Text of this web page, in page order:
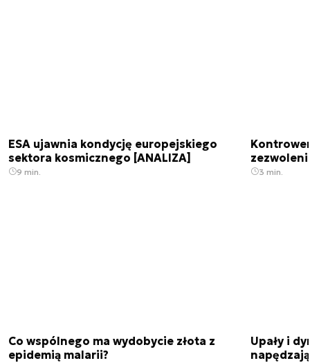
ESA ujawnia kondycję europejskiego
sektora kosmicznego [ANALIZA]
9 min. 3 min.
Co wspólnego ma wydobycie złota z
epidemią malarii?
Upały i